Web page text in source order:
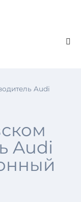
Audi
Audi